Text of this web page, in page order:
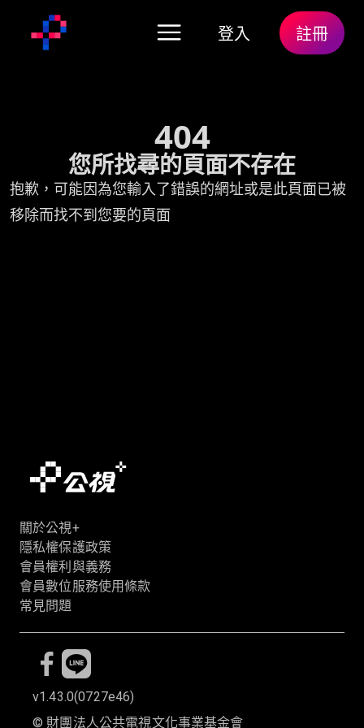
登入 註冊
404
您所找尋的頁面不存在
抱歉，可能因為您輸入了錯誤的網址或是此頁面已被
移除而找不到您要的頁面
關於公視+
隱私權保護政策
會員權利與義務
會員數位服務使用條款
常見問題
v1.43.0(0727e46)
© 財團法人公共電視文化事業基金會